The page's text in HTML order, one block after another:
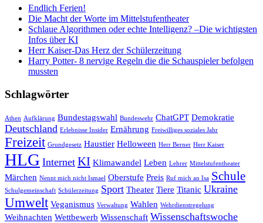
Endlich Ferien!
Die Macht der Worte im Mittelstufentheater
Schlaue Algorithmen oder echte Intelligenz? –Die wichtigsten
Infos über KI
Herr Kaiser-Das Herz der Schülerzeitung
Harry Potter- 8 nervige Regeln die die Schauspieler befolgen
mussten
Schlagwörter
Athen Aufklärung Bundestagswahl Bundeswehr ChatGPT Demokratie
Deutschland Erlebnisse Insider Ernährung Freiwilliges soziales Jahr
Freizeit Grundgesetz Haustier Helloween Herr Berner Herr Kaiser
HLG Internet KI Klimawandel Leben Lehrer Mittelstufentheater
Märchen Nennt mich nicht Ismael Oberstufe Preis Ruf mich an Isa Schule
Schulgemeinschaft Schülerzeitung Sport Theater Tiere Titanic Ukraine
Umwelt Veganismus Verwaltung Wahlen Wehrdienstregelung
Weihnachten Wettbewerb Wissenschaft Wissenschaftswoche